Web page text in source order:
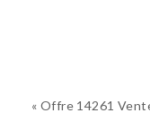
« Offre 14261